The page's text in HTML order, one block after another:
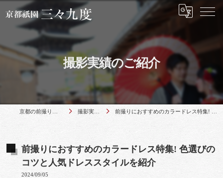
撮影実績のご紹介
撮影実績のご紹介 前撮りにおすすめのカラードレス特集! 色選びのコツと人気ドレススタイルを紹介
前撮りにおすすめのカラードレス特集! 色選びの
コツと人気ドレススタイルを紹介
2024/09/05